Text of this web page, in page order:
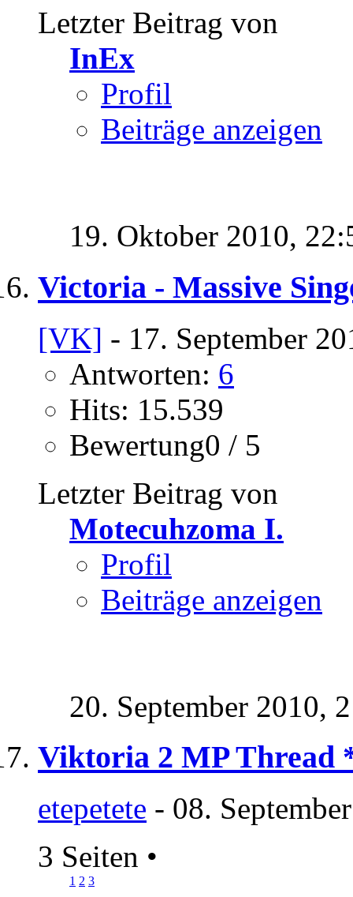
Letzter Beitrag von
InEx
Profil
Beiträge anzeigen
19. Oktober 2010,
Victoria - Massive
[VK] - 17. September
Antworten: 6
Hits: 15.539
Bewertung0 / 5
Letzter Beitrag von
Motecuhzoma I.
Profil
Beiträge anzeigen
20. September 2010,
Viktoria 2 MP Thread
etepetete - 08.
3 Seiten •
1 2 3